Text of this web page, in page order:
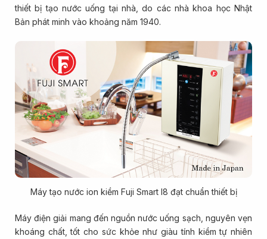
thiết bị tạo nước uống tại nhà, do các nhà khoa học Nhật
Bản phát minh vào khoảng năm 1940.
Máy tạo nước ion kiềm Fuji Smart I8 đạt chuẩn thiết bị
Máy điện giải mang đến nguồn nước uống sạch, nguyên vẹn
khoáng chất, tốt cho sức khỏe như giàu tính kiềm tự nhiên